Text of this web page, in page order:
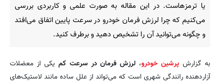
یا ترمزهاست. در این مقاله به صورت علمی و کاربردی بررسی
می‌کنیم که چرا لرزش فرمان خودرو در سرعت پایین اتفاق می‌افتد
و چگونه می‌توانید آن را تشخیص دهید و برطرف کنید.
به گزارش پرشین خودرو، لرزش فرمان در سرعت کم یکی از معضلات
آزاردهنده رانندگی شهری است که می‌تواند از علل ساده مانند لاستیک‌های